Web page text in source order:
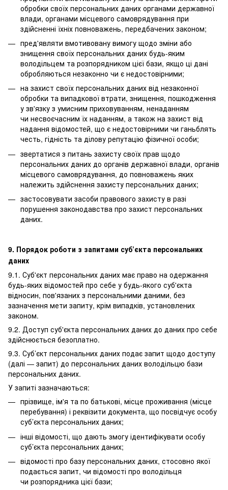
обробки своїх персональних даних органами державної
влади, органами місцевого самоврядування при
здійсненні їхніх повноважень, передбачених законом;
пред'являти вмотивовану вимогу щодо зміни або
знищення своїх персональних даних будь-яким
володільцем та розпорядником цієї бази, якщо ці дані
обробляються незаконно чи є недостовірними;
на захист своїх персональних даних від незаконної
обробки та випадкової втрати, знищення, пошкодження
у зв'язку з умисним приховуванням, ненаданням
чи несвоєчасним їх наданням, а також на захист від
надання відомостей, що є недостовірними чи ганьблять
честь, гідність та ділову репутацію фізичної особи;
звертатися з питань захисту своїх прав щодо
персональних даних до органів державної влади, органів
місцевого самоврядування, до повноважень яких
належить здійснення захисту персональних даних;
застосовувати засоби правового захисту в разі
порушення законодавства про захист персональних
даних.
9. Порядок роботи з запитами суб’єкта персональних
даних
9.1. Суб'єкт персональних даних має право на одержання
будь-яких відомостей про себе у будь-якого суб'єкта
відносин, пов'язаних з персональними даними, без
зазначення мети запиту, крім випадків, установлених
законом.
9.2. Доступ суб'єкта персональних даних до даних про себе
здійснюється безоплатно.
9.3. Суб’єкт персональних даних подає запит щодо доступу
(далі — запит) до персональних даних володільцю бази
персональних даних.
У запиті зазначаються:
прізвище, ім'я та по батькові, місце проживання (місце
перебування) і реквізити документа, що посвідчує особу
суб’єкта персональних даних;
інші відомості, що дають змогу ідентифікувати особу
суб’єкта персональних даних;
відомості про базу персональних даних, стосовно якої
подається запит, чи відомості про володільця
чи розпорядника цієї бази;